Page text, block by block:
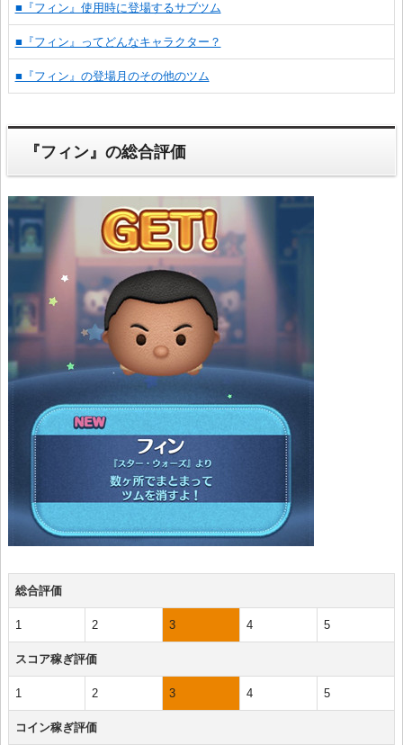
■『フィン』使用時に登場するサブツム
■『フィン』ってどんなキャラクター？
■『フィン』の登場月のその他のツム
『フィン』の総合評価
総合評価
1 2 3 4 5
スコア稼ぎ評価
1 2 3 4 5
コイン稼ぎ評価